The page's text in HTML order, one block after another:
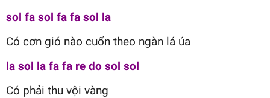
sol fa sol fa fa sol la
Có cơn gió nào cuốn theo ngàn lá úa
la sol la fa fa re do sol sol
Có phải thu vội vàng